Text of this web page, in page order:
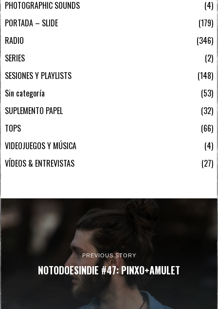
PHOTOGRAPHIC SOUNDS
4
PORTADA – SLIDE
179
RADIO
346
SERIES
2
SESIONES Y PLAYLISTS
148
Sin categoría
53
SUPLEMENTO PAPEL
32
TOPS
66
VIDEOJUEGOS Y MÚSICA
4
VÍDEOS & ENTREVISTAS
27
PREVIOUS STORY
NOTODOESINDIE #47: PINXO+AMULET